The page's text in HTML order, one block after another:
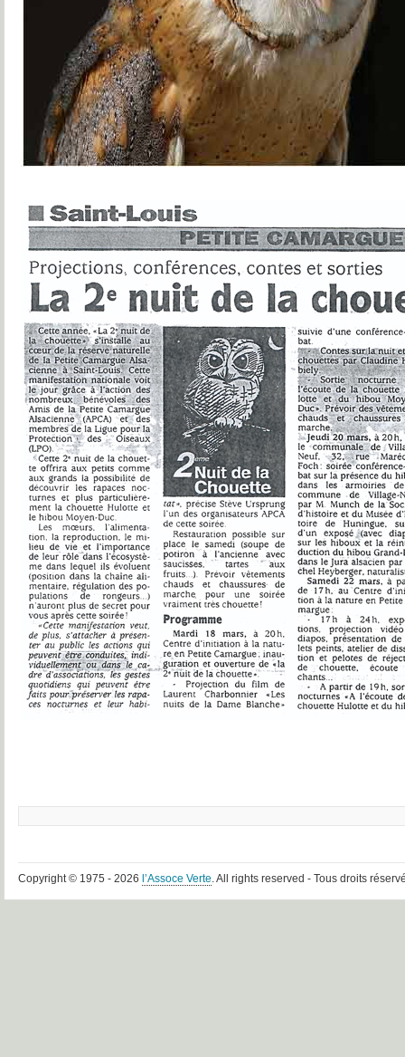
Copyright © 1975 - 2026 l’Assoce Verte. All rights reserved - Tous droits